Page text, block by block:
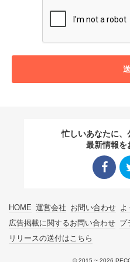
忙しいあなたに、
最新情報を
HOME 運営会社 お問い合わせ よ
広告掲載に関するお問い合わせ プ
リリースの送付はこちら
© 2015 ~ 2026